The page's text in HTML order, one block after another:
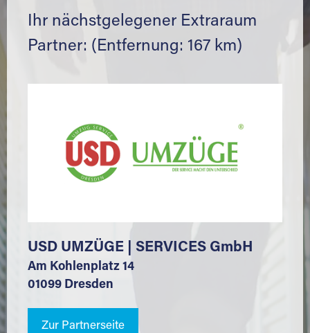
Ihr nächstgelegener Extraraum
Partner: (Entfernung: 167 km)
USD UMZÜGE | SERVICES GmbH
Am Kohlenplatz 14
01099 Dresden
Zur Partnerseite